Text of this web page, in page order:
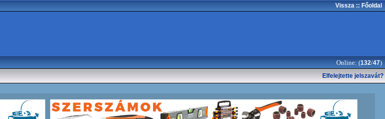
Vissza :: Főoldal
Online: (132/47)
Elfelejtette jelszavát?